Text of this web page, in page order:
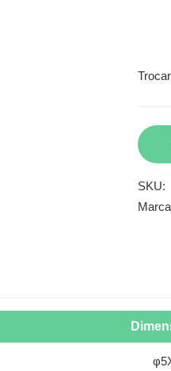
SKU: